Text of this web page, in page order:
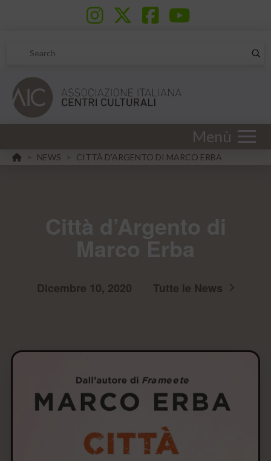
Search
Menù
HOME
> NEWS > CITTÀ D'ARGENTO DI MARCO ERBA
Dicembre 10, 2020 Tutte le News